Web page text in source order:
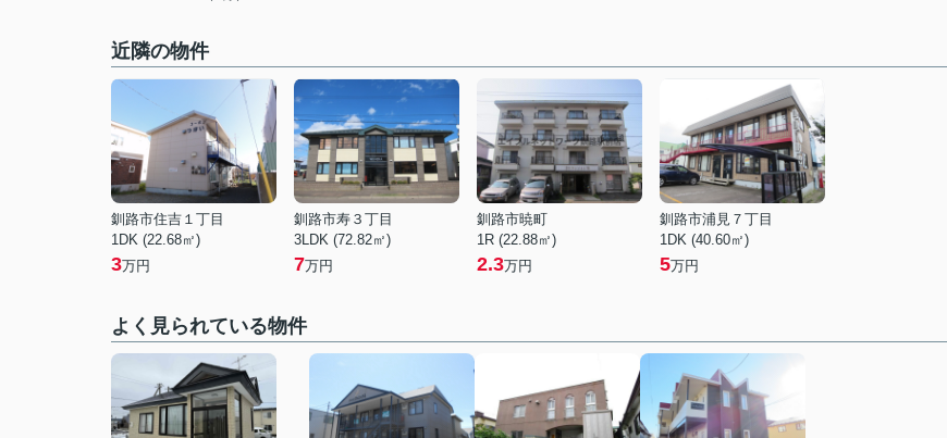
近隣の物件
釧路市住吉１丁目
1DK (22.68㎡)
3万円
釧路市寿３丁目
3LDK (72.82㎡)
7万円
釧路市暁町
1R (22.88㎡)
2.3万円
釧路市浦見７丁目
1DK (40.60㎡)
5万円
よく見られている物件